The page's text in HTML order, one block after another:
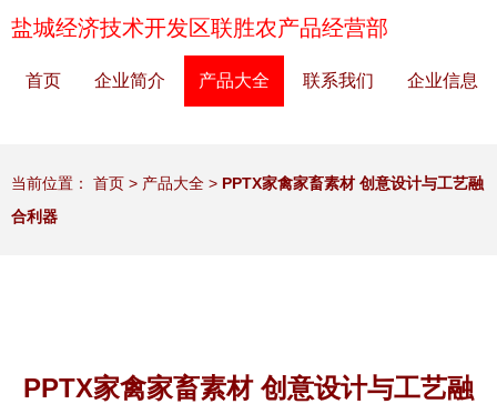
盐城经济技术开发区联胜农产品经营部
首页 企业简介 产品大全 联系我们 企业信息
当前位置： 首页 > 产品大全 > PPTX家禽家畜素材 创意设计与工艺融
合利器
PPTX家禽家畜素材 创意设计与工艺融